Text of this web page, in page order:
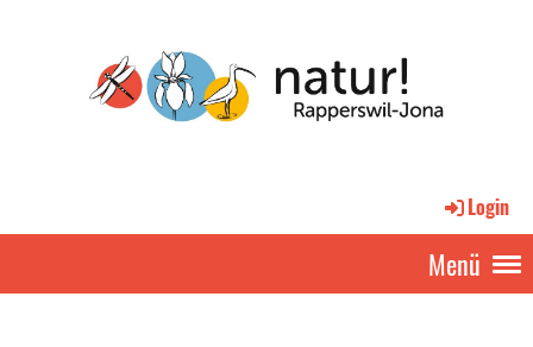
Login
Menü